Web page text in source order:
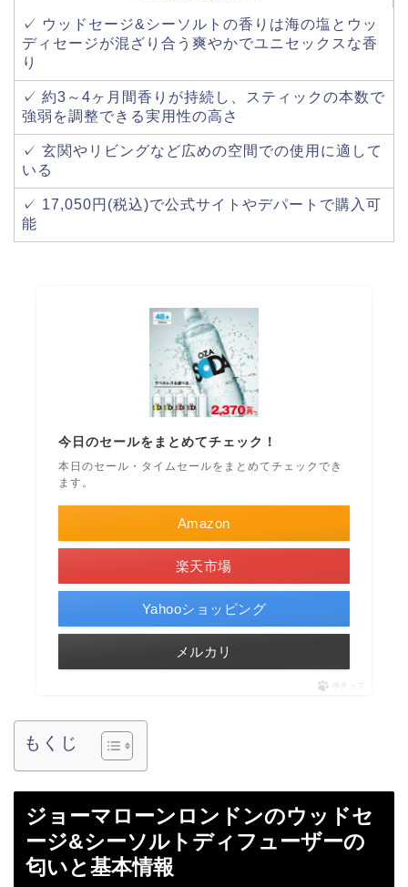
✓ ウッドセージ&シーソルトの香りは海の塩とウッ
ディセージが混ざり合う爽やかでユニセックスな香
り
✓ 約3～4ヶ月間香りが持続し、スティックの本数で
強弱を調整できる実用性の高さ
✓ 玄関やリビングなど広めの空間での使用に適して
いる
✓ 17,050円(税込)で公式サイトやデパートで購入可
能
今日のセールをまとめてチェック！
本日のセール・タイムセールをまとめてチェックでき
ます。
Amazon
楽天市場
Yahooショッピング
メルカリ
ポチップ
もくじ
ジョーマローンロンドンのウッドセ
ージ&シーソルトディフューザーの
匂いと基本情報